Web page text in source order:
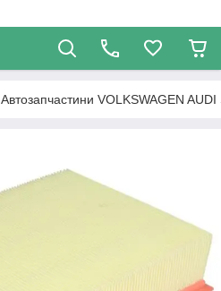
Автозапчастини VOLKSWAGEN AUDI